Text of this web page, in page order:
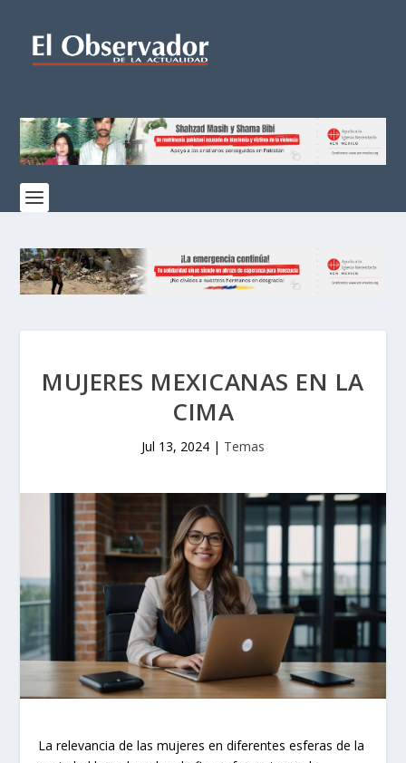
MUJERES MEXICANAS EN LA
CIMA
Jul 13, 2024 | Temas
La relevancia de las mujeres en diferentes esferas de la